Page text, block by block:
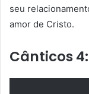
seu
amor de Cristo.
Cânticos